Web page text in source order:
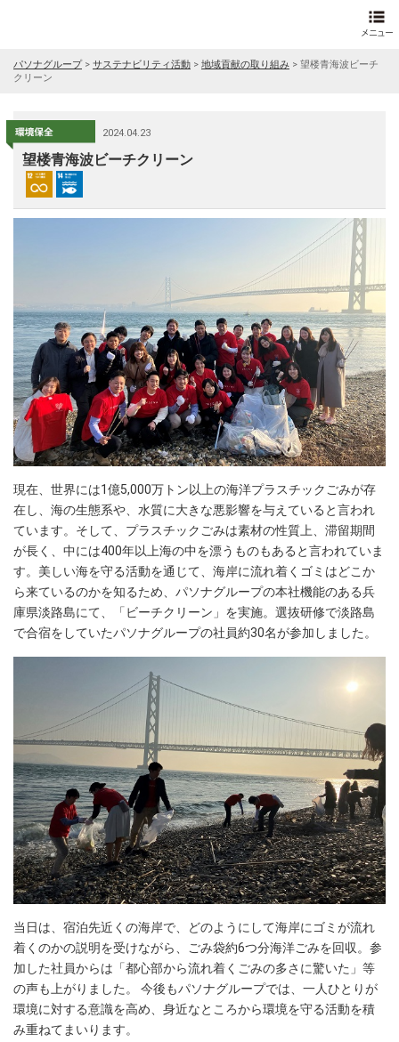
パソナグループ> サステナビリティ活動 > 地域貢献の取り組み > 望楼青海波ビーチ
クリーン
2024.04.23
望楼青海波ビーチクリーン
現在、世界には1億5,000万トン以上の海洋プラスチックごみが存
在し、海の生態系や、水質に大きな悪影響を与えていると言われ
ています。そして、プラスチックごみは素材の性質上、滞留期間
が長く、中には400年以上海の中を漂うものもあると言われていま
す。美しい海を守る活動を通じて、海岸に流れ着くゴミはどこか
ら来ているのかを知るため、パソナグループの本社機能のある兵
庫県淡路島にて、「ビーチクリーン」を実施。選抜研修で淡路島
で合宿をしていたパソナグループの社員約30名が参加しました。
当日は、宿泊先近くの海岸で、どのようにして海岸にゴミが流れ
着くのかの説明を受けながら、ごみ袋約6つ分海洋ごみを回収。参
加した社員からは「都心部から流れ着くごみの多さに驚いた」等
の声も上がりました。 今後もパソナグループでは、一人ひとりが
環境に対する意識を高め、身近なところから環境を守る活動を積
み重ねてまいります。